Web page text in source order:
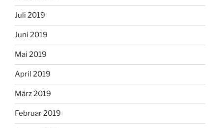
Juli 2019
Juni 2019
Mai 2019
April 2019
März 2019
Februar 2019